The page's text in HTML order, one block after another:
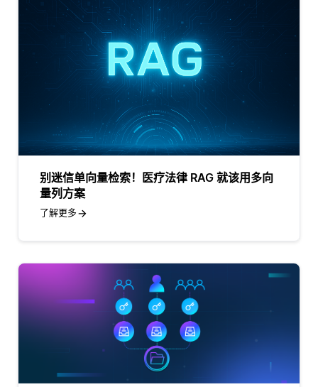
别迷信单向量检索！医疗法律 RAG 就该用多向
量列方案
了解更多